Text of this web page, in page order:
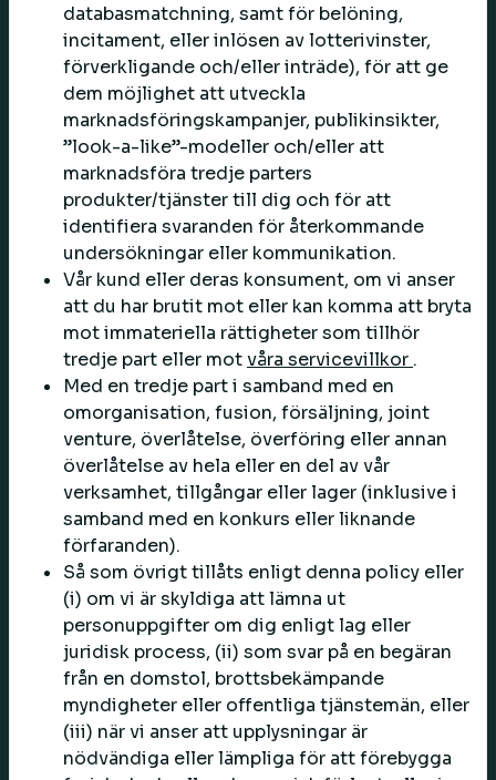
databasmatchning, samt för belöning,
incitament, eller inlösen av lotterivinster,
förverkligande och/eller inträde), för att ge
dem möjlighet att utveckla
marknadsföringskampanjer, publikinsikter,
”look-a-like”-modeller och/eller att
marknadsföra tredje parters
produkter/tjänster till dig och för att
identifiera svaranden för återkommande
undersökningar eller kommunikation.
Vår kund eller deras konsument, om vi anser
att du har brutit mot eller kan komma att bryta
mot immateriella rättigheter som tillhör
tredje part eller motvåra servicevillkor .
Med en tredje part i samband med en
omorganisation, fusion, försäljning, joint
venture, överlåtelse, överföring eller annan
överlåtelse av hela eller en del av vår
verksamhet, tillgångar eller lager (inklusive i
samband med en konkurs eller liknande
förfaranden).
Så som övrigt tillåts enligt denna policy eller
(i) om vi är skyldiga att lämna ut
personuppgifter om dig enligt lag eller
juridisk process, (ii) som svar på en begäran
från en domstol, brottsbekämpande
myndigheter eller offentliga tjänstemän, eller
(iii) när vi anser att upplysningar är
nödvändiga eller lämpliga för att förebygga